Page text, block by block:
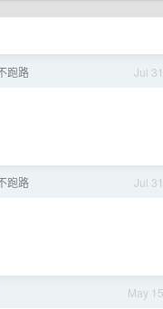
Jul 31
跑路
Jul 31
跑路
May 15